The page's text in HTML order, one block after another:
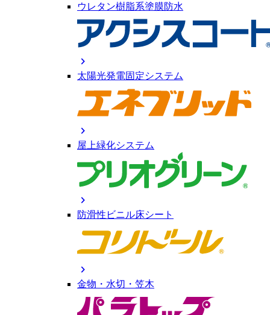
ウレタン樹脂系塗膜防水
chevron_right
太陽光発電固定システム
chevron_right
屋上緑化システム
chevron_right
防滑性ビニル床シート
chevron_right
金物・水切・笠木